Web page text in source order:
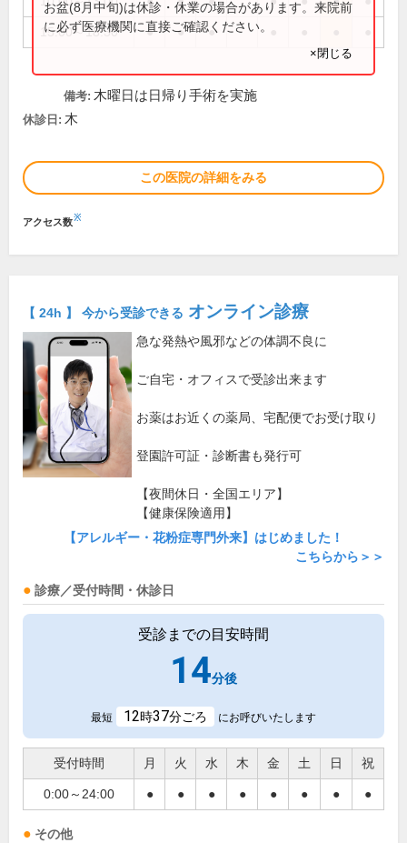
15:00～18:30 ● ● ●
お盆(8月中旬)は休診・休業の場合があります。来院前
に必ず医療機関に直接ご確認ください。
×閉じる
備考: 木曜日は日帰り手術を実施
休診日: 木
この医院の詳細をみる
アクセス数※
【 24h 】 今から受診できる オンライン診療
急な発熱や風邪などの体調不良に
ご自宅・オフィスで受診出来ます
お薬はお近くの薬局、宅配便でお受け取り
登園許可証・診断書も発行可
【夜間休日・全国エリア】
【健康保険適用】
【アレルギー・花粉症専門外来】はじめました！
こちらから＞＞
診療／受付時間・休診日
受診までの目安時間
14分後
最短 12時37分ごろ にお呼びいたします
受付時間 月 火 水 木 金 土 日 祝
0:00～24:00 ● ● ● ● ● ● ● ●
その他